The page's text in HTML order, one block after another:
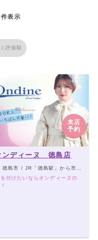
表示
評価順
来店
予約
ンディーヌ 徳島店
徳島市 / JR「徳島駅」から市営バス東部循環線／南海フェリー線東回り「中洲大橋」下車徒歩5分 ★お車の場合：徳島中州インターから5分、イオンモール徳島から3分
付けたいならオンディーヌの